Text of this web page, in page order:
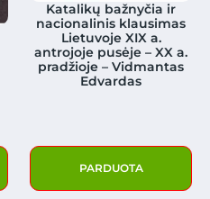
Katalikų bažnyčia ir
nacionalinis klausimas
Lietuvoje XIX a.
antrojoje pusėje – XX a.
pradžioje – Vidmantas
Edvardas
PARDUOTA